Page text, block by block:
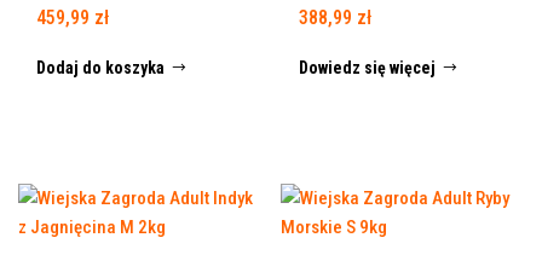
459,99 zł
Dodaj do koszyka
388,99 zł
Dowiedz się więcej